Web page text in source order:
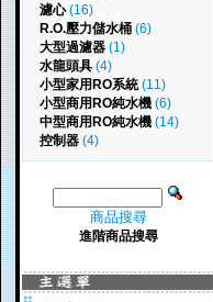
濾心(16)
R.O.壓力儲水桶 (6)
大型過濾器 (1)
水龍頭具 (4)
小型家用RO系統(11)
小型商用RO純水機 (6)
中型商用RO純水機 (14)
控制器 (4)
商品搜尋
進階商品搜尋